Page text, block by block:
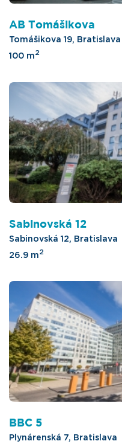
AB Tomášikova
Tomášikova 19, Bratislava
100 m2
Sabinovská 12
Sabinovská 12, Bratislava
26.9 m2
BBC 5
Plynárenská 7, Bratislava